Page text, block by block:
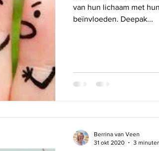
van hun lichaam met
beïnvloeden. Deepak...
Berrina van Veen
31 okt 2020
3